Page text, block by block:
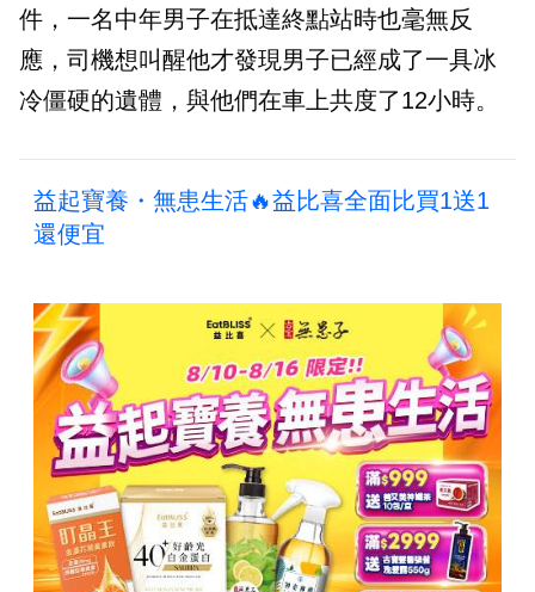
件，一名中年男子在抵達終點站時也毫無反
應，司機想叫醒他才發現男子已經成了一具冰
冷僵硬的遺體，與他們在車上共度了12小時。
益起寶養・無患生活🔥益比喜全面比買1送1
還便宜